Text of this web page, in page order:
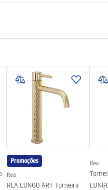
escovado
faucet.pdf
Promoções
Rea
REA LUNGO ART Torneira
Rea